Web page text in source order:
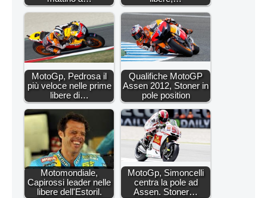
MotoGp, Pedrosa il
più veloce nelle prime
libere di…
Qualifiche MotoGP
Assen 2012, Stoner in
pole position
Motomondiale,
Capirossi leader nelle
libere dell'Estoril.
MotoGp, Simoncelli
centra la pole ad
Assen. Stoner…